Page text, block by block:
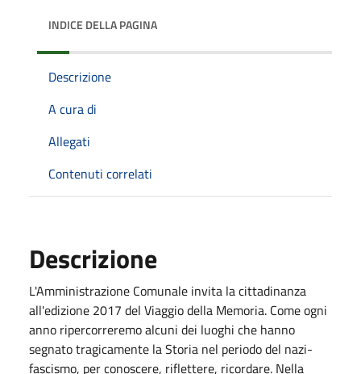
INDICE DELLA PAGINA
Descrizione
A cura di
Allegati
Contenuti correlati
Descrizione
L'Amministrazione Comunale invita la cittadinanza
all'edizione 2017 del Viaggio della Memoria. Come ogni
anno ripercorreremo alcuni dei luoghi che hanno
segnato tragicamente la Storia nel periodo del nazi-
fascismo, per conoscere, riflettere, ricordare. Nella